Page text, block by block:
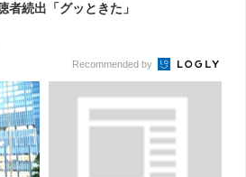
者続出「グッときた」
Recommended by